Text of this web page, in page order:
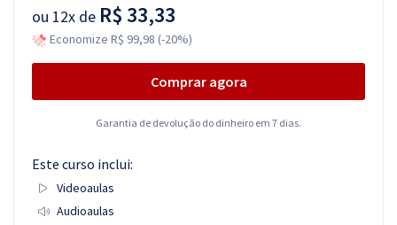
ou 12x de R$ 33,33
Economize R$ 99,98 (-20%)
Comprar agora
Garantia de devolução do dinheiro em 7 dias.
Este curso inclui:
Videoaulas
Audioaulas